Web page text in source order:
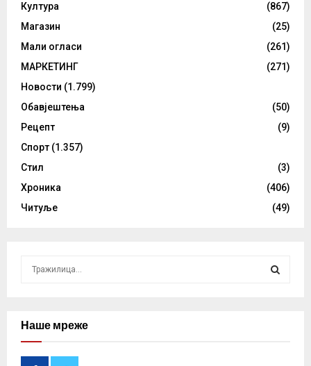
Култура
(867)
Магазин
(25)
Мали огласи
(261)
МАРКЕТИНГ
(271)
Новости (1.799)
Обавјештења
(50)
Рецепт
(9)
Спорт (1.357)
Стил
(3)
Хроника
(406)
Читуље
(49)
cНаше мреже